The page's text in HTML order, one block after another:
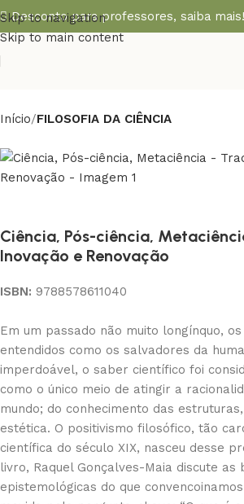
Skip to navigation
Skip to main content
Desconto para professores, saiba mais!
Início FILOSOFIA DA CIÊNCIA
Ciência, Pós-ciência,
Inovação e Renovação
ISBN: 9788578611040
Em um passado não muito longínquo,
entendidos como os salvadores da
imperdoável, o saber científico foi
como o único meio de atingir a
mundo; do conhecimento das
estética. O positivismo filosófico, tão
científica do século XIX, nasceu desse
livro, Raquel Gonçalves-Maia discute as
epistemológicas do que